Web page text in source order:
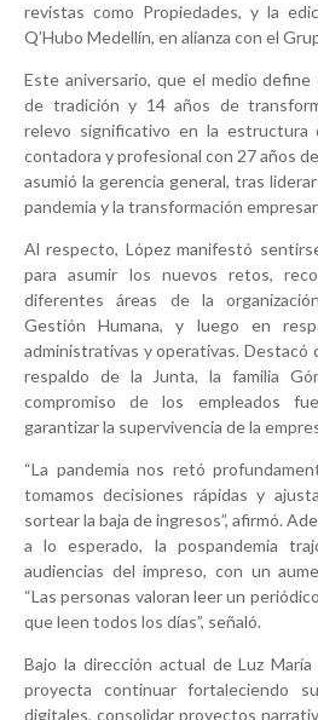
revistas como Propiedades, y la
Q’Hubo Medellín, en alianza con el
Este aniversario, que el medio define
de tradición y 14 años de
relevo significativo en la estructura
contadora y profesional con 27 años
asumió la gerencia general, tras
pandemia y la transformación
Al respecto, López manifestó
para asumir los nuevos retos,
diferentes áreas de la
Gestión Humana, y luego en
administrativas y operativas. Destacó
respaldo de la Junta, la familia
compromiso de los empleados
garantizar la supervivencia de la
“La pandemia nos retó
tomamos decisiones rápidas y
sortear la baja de ingresos”, afirmó.
a lo esperado, la pospandemia
audiencias del impreso, con un
“Las personas valoran leer un
que leen todos los días”, señaló.
Bajo la dirección actual deLuz María
proyecta continuar fortaleciendo
digitales, consolidar proyectos